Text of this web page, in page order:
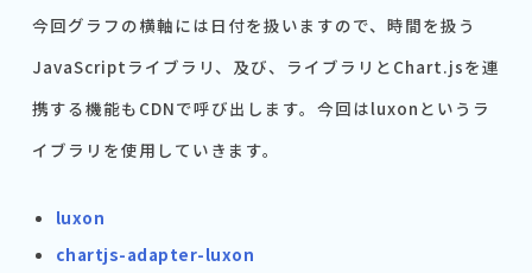
今回グラフの横軸には日付を扱いますので、時間を扱う
JavaScriptライブラリ、及び、ライブラリとChart.jsを連
携する機能もCDNで呼び出します。今回はluxonというラ
イブラリを使用していきます。
luxon
chartjs-adapter-luxon